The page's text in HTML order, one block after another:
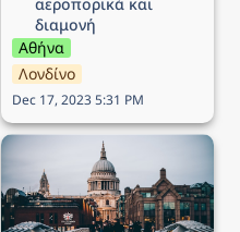
διαμονή
Αθήνα
Λονδίνο
Dec 17, 2023 5:31 PM
Ταξίδι στο Λονδίνο - 5
ημέρες από 345€,
αεροπορικά και διαμονή